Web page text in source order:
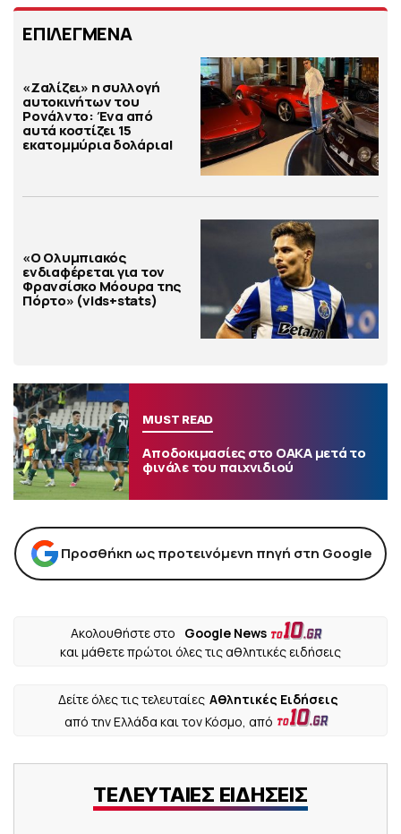
ΕΠΙΛΕΓΜΕΝΑ
«Ζαλίζει» η συλλογή
αυτοκινήτων του
Ρονάλντο: Ένα από
αυτά κοστίζει 15
εκατομμύρια δολάρια!
«Ο Ολυμπιακός
ενδιαφέρεται για τον
Φρανσίσκο Μόουρα της
Πόρτο» (vids+stats)
MUST READ
Αποδοκιμασίες στο ΟΑΚΑ μετά το
φινάλε του παιχνιδιού
Προσθήκη ως προτεινόμενη πηγή στη Google
Ακολουθήστε στο
Google News
και μάθετε πρώτοι όλες τις αθλητικές ειδήσεις
Δείτε όλες τις τελευταίες Αθλητικές Ειδήσεις
από την Ελλάδα και τον Κόσμο, από
ΤΕΛΕΥΤΑΙΕΣ ΕΙΔΗΣΕΙΣ